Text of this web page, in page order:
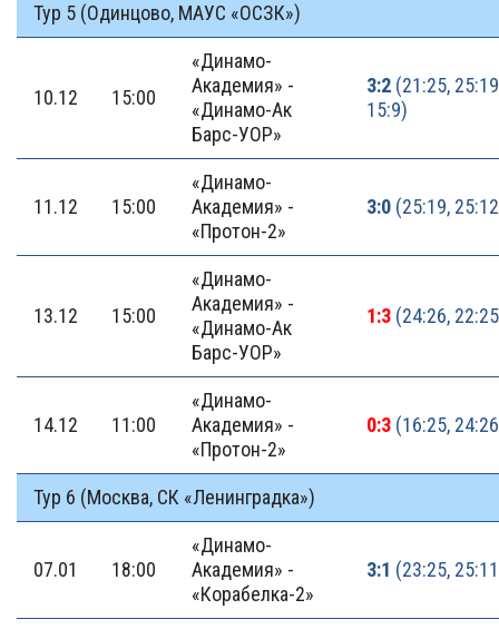
Тур 5 (Одинцово, МАУС «ОСЗК»)
10.12 15:00
«Динамо-
Академия» -
«Динамо-Ак
Барс-УОР»
3:2 (21:25,
15:9)
11.12 15:00
«Динамо-
Академия» -
«Протон-2»
3:0 (25:19,
13.12 15:00
«Динамо-
Академия» -
«Динамо-Ак
Барс-УОР»
1:3 (24:26,
14.12 11:00
«Динамо-
Академия» -
«Протон-2»
0:3 (16:25,
Тур 6 (Москва, СК «Ленинградка»)
07.01 18:00
«Динамо-
Академия» -
«Корабелка-2»
3:1 (23:25,